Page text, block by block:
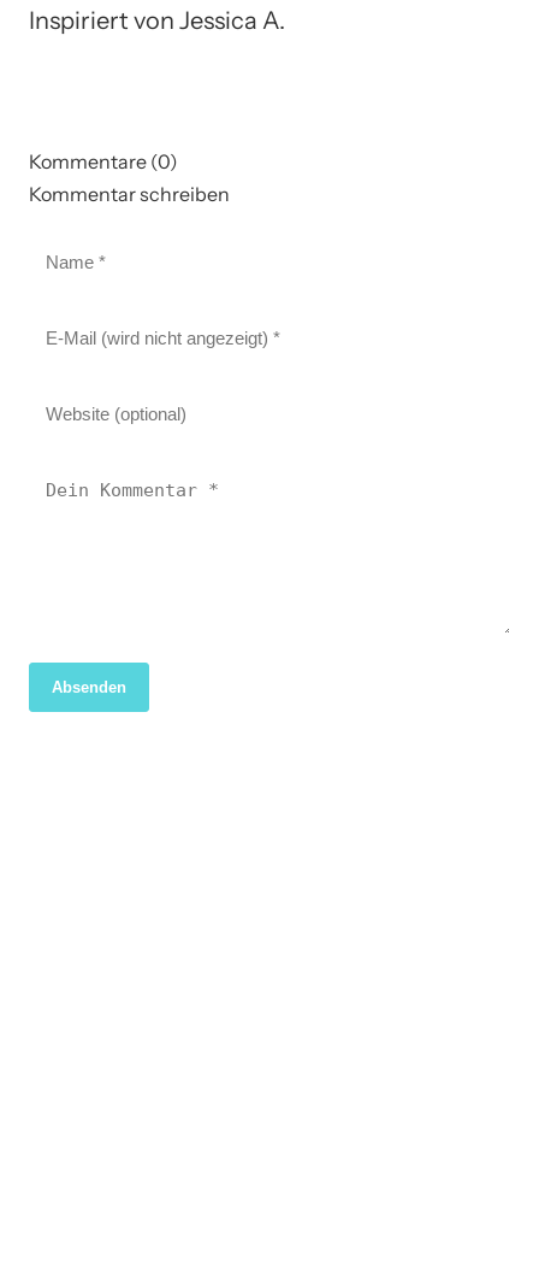
Inspiriert von Jessica A.
Kommentare (0)
Kommentar schreiben
Absenden